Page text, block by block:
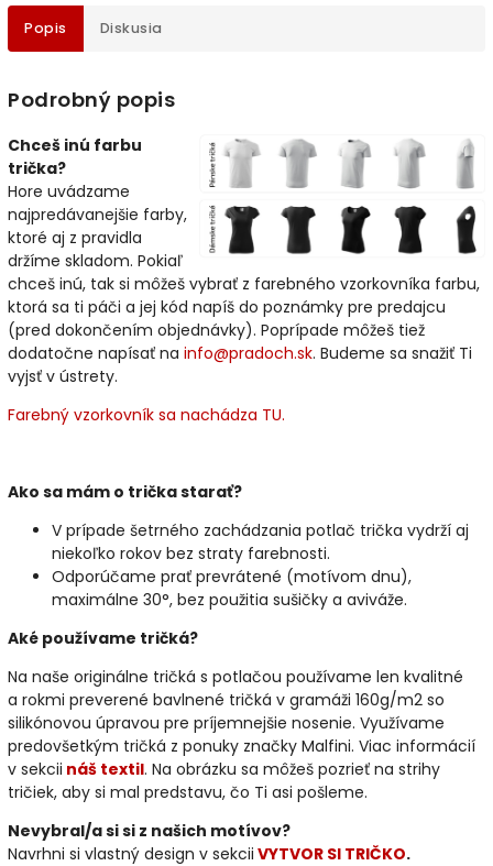
Popis Diskusia
Podrobný popis
Chceš inú farbu
trička?
Hore uvádzame
najpredávanejšie farby,
ktoré aj z pravidla
držíme skladom. Pokiaľ
chceš inú, tak si môžeš vybrať z farebného vzorkovníka farbu,
ktorá sa ti páči a jej kód napíš do poznámky pre predajcu
(pred dokončením objednávky). Poprípade môžeš tiež
dodatočne napísať na info@pradoch.sk. Budeme sa snažiť Ti
vyjsť v ústrety.
Farebný vzorkovník sa nachádza TU.
Ako sa mám o trička starať?
V prípade šetrného zachádzania potlač trička vydrží aj
niekoľko rokov bez straty farebnosti.
Odporúčame prať prevrátené (motívom dnu),
maximálne 30°, bez použitia sušičky a aviváže.
Aké používame tričká?
Na naše originálne tričká s potlačou používame len kvalitné
a rokmi preverené bavlnené tričká v gramáži 160g/m2 so
silikónovou úpravou pre príjemnejšie nosenie. Využívame
predovšetkým tričká z ponuky značky Malfini. Viac informácií
v sekcii náš textil. Na obrázku sa môžeš pozrieť na strihy
tričiek, aby si mal predstavu, čo Ti asi pošleme.
Nevybral/a si si z našich motívov?
Navrhni si vlastný design v sekcii VYTVOR SI TRIČKO.